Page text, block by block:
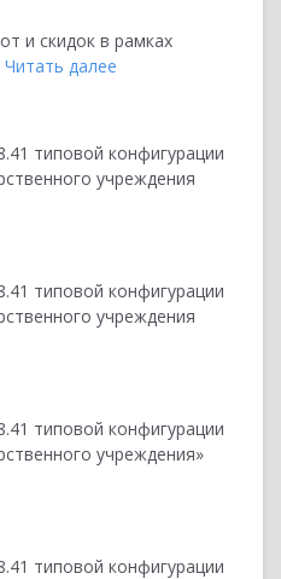
и скидок в рамках
Читать далее
типовой конфигурации
учреждения
типовой конфигурации
учреждения
типовой конфигурации
учреждения»
типовой конфигурации